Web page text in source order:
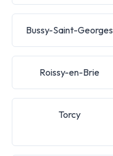
Bussy-Saint-Georges
Roissy-en-Brie
Torcy